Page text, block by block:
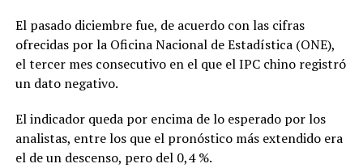
El pasado diciembre fue, de acuerdo con las cifras
ofrecidas por la Oficina Nacional de Estadística (ONE),
el tercer mes consecutivo en el que el IPC chino registró
un dato negativo.
El indicador queda por encima de lo esperado por los
analistas, entre los que el pronóstico más extendido era
el de un descenso, pero del 0,4 %.